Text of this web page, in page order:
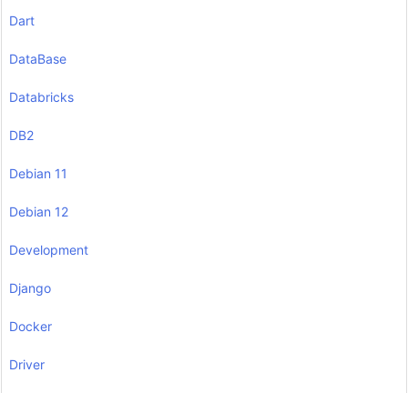
Dart
DataBase
Databricks
DB2
Debian 11
Debian 12
Development
Django
Docker
Driver